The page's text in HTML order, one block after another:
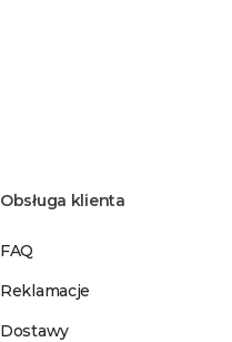
Obsługa klienta
FAQ
Reklamacje
Dostawy